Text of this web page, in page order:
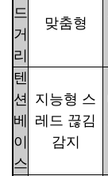
드
거
리
맞춤형
텐
션
베
이
스
지능형 스
레드 끊김
감지